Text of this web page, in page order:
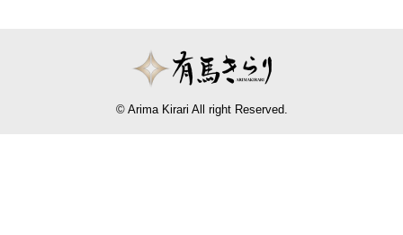
© Arima Kirari All right Reserved.